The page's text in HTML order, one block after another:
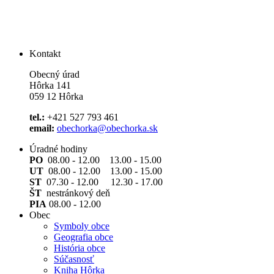
Kontakt
Obecný úrad
Hôrka 141
059 12 Hôrka
tel.: +421 527 793 461
email: obechorka@obechorka.sk
Úradné hodiny
PO 08.00 - 12.00 13.00 - 15.00
UT 08.00 - 12.00 13.00 - 15.00
ST 07.30 - 12.00 12.30 - 17.00
ŠT nestránkový deň
PIA 08.00 - 12.00
Obec
Symboly obce
Geografia obce
História obce
Súčasnosť
Kniha Hôrka